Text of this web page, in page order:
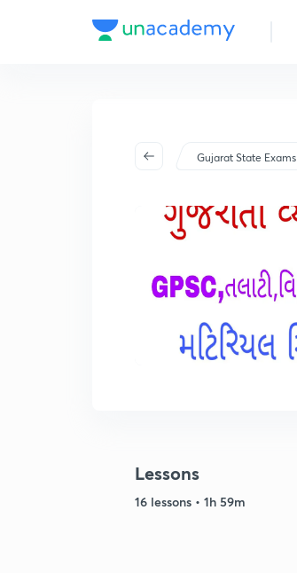
Gujarat State Exams
Lessons
16 lessons • 1h 59m